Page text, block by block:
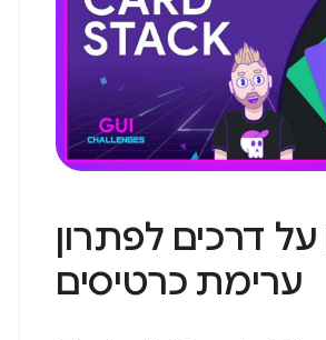
דרכים לפתרון
ערימת כרטיסים